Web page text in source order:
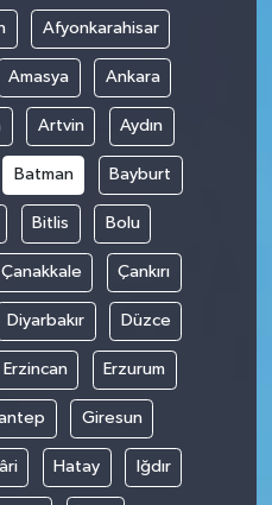
Afyonkarahisar
Amasya Ankara
Artvin Aydın
Batman Bayburt
Bitlis Bolu
Çanakkale Çankırı
Diyarbakır Düzce
Erzincan Erzurum
Giresun
Hatay Iğdır